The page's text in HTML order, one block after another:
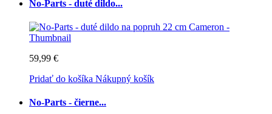
No-Parts - duté dildo...
59,99 €
Pridať do košíka Nákupný košík
No-Parts - čierne...